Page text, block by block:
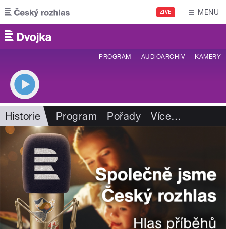
Přejít k hlavnímu obsahu
ŽIVĚ MENU
PROGRAM AUDIOARCHIV KAMERY
Historie Program Pořady Více…